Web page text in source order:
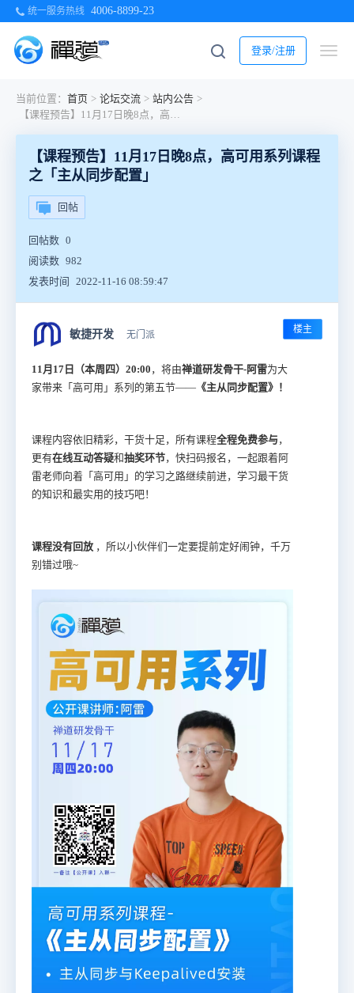
统一服务热线 4006-8899-23
登录/注册
当前位置： 首页 > 论坛交流 > 站内公告 >
【课程预告】11月17日晚8点，高可用系列课程之「主从同步配置」
【课程预告】11月17日晚8点，高可用系列课程
之「主从同步配置」
回帖
回帖数 0
阅读数 982
发表时间
2022-11-16 08:59:47
敏捷开发 无门派 楼主
11月17日（本周四）20:00 ，将由禅道研发骨干-阿雷为大
家带来「高可用」系列的第五节—— 《主从同步配置》！
课程内容依旧精彩，干货十足，所有课程全程免费参与 ，
更有在线互动答疑和抽奖环节，快扫码报名，一起跟着阿
雷老师向着「高可用」的学习之路继续前进， 学习最干货
的知识和最实用的技巧吧！
课程没有回放 ，所以小伙伴们一定要提前定好闹钟，千万
别错过哦~